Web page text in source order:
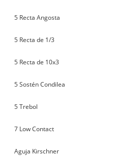
5 Recta Angosta
5 Recta de 1/3
5 Recta de 10x3
5 Sostén Condilea
5 Trebol
7 Low Contact
Aguja Kirschner